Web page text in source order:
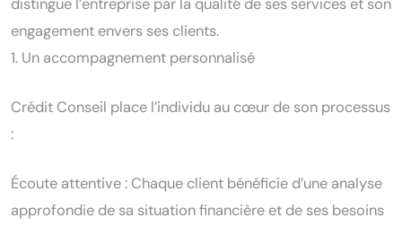
distingue l’entreprise par la qualité de ses services et son
engagement envers ses clients.
1. Un accompagnement personnalisé
Crédit Conseil place l’individu au cœur de son processus
:
Écoute attentive : Chaque client bénéficie d’une analyse
approfondie de sa situation financière et de ses besoins